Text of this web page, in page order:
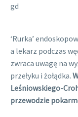
gd
‘Rurka’
a lekarz podczas
zwraca uwagę na
przełyku i żołądka.
Leśniowskiego-
przewodzie